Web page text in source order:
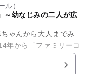
ル）
～幼なじみの二人が広
ゃんから大人までみ
年から「ファミリーコ
しています。 今回は、